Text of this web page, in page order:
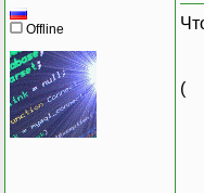
Offline
(